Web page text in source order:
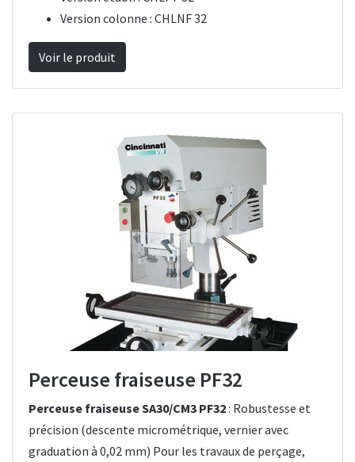
Version colonne : CHLNF 32
Voir le produit
Perceuse fraiseuse PF32
Perceuse fraiseuse SA30/CM3 PF32: Robustesse et
précision (descente micrométrique, vernier avec
graduation à 0,02 mm) Pour les travaux de perçage,